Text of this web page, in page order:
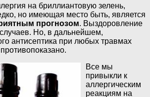
на бриллиантовую зелень,
но имеющая место быть, является
прогнозом. Выздоровление
Но, в дальнейшем,
антисептика при любых травмах
Все мы
привыкли к
аллергическим
реакциям на